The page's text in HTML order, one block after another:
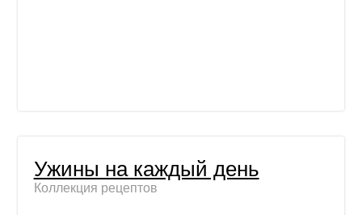
Ужины на каждый день
Коллекция рецептов